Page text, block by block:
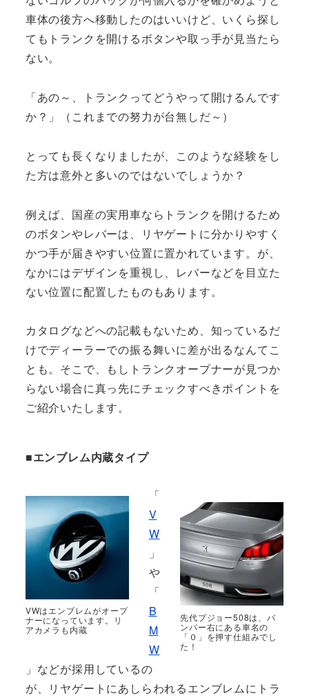
車体の後方へ移動したのはいいけど、いくら探し
てもトランクを開けるボタンや取っ手が見当たら
ない。
「あの～、トランクってどうやって開けるんです
か？」（これまでの努力が台無しだ～）
とっても長くなりましたが、このような経験をし
た方は意外と多いのではないでしょうか？
例えば、国産の実用車ならトランクを開けるため
のボタンやレバーは、リヤゲートに分かりやすく
かつ手が届きやすい位置に置かれています。が、
なかにはデザインを重視し、レバーなどを目立た
ない位置に配置したものもあります。
カタログなどへの記載もないため、知っているだ
けでディーラーでの振る舞いに差が出るなんてこ
とも。そこで、もしトランクオープナーが見つか
らない場合に真っ先にチェックすべきポイントを
ご紹介いたします。
■エンブレム内蔵タイプ
VWはエンブレムがオープ
ナーになっています。リ
アカメラも内蔵
先代プジョー508は、バ
ンパー右にある車名の
「０」を押す仕組みでし
た！
「
V
W
」
や
「
B
M
W
」などが採用しているの
が、リヤゲートにあしらわれるエンブレムにトラ